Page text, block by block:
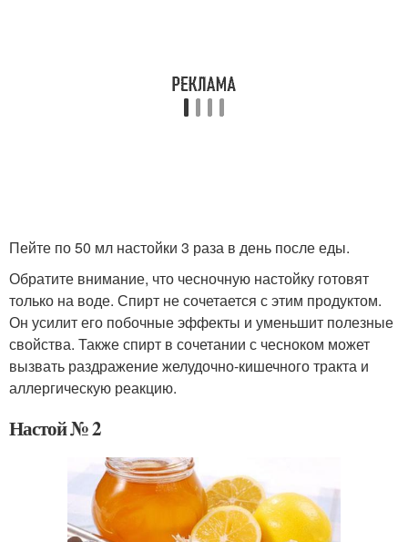
Пейте по 50 мл настойки 3 раза в день после еды.
Обратите внимание, что чесночную настойку готовят
только на воде. Спирт не сочетается с этим продуктом.
Он усилит его побочные эффекты и уменьшит полезные
свойства. Также спирт в сочетании с чесноком может
вызвать раздражение желудочно-кишечного тракта и
аллергическую реакцию.
Настой № 2